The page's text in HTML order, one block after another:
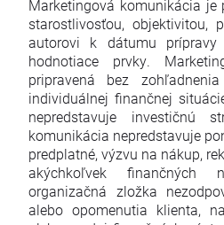
Marketingová komunikácia je
starostlivosťou, objektivitou,
autorovi k dátumu
hodnotiace prvky.
pripravená bez
individuálnej finančnej
nepredstavuje investičnú
komunikácia nepredstavuje
predplatné, výzvu na nákup,
akýchkoľvek finančných
organizačná zložka
alebo opomenutia klienta,